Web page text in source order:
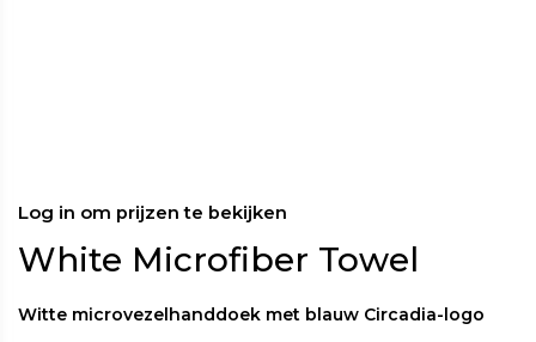
Log in om prijzen te bekijken
White Microfiber Towel
Witte microvezelhanddoek met blauw Circadia-logo